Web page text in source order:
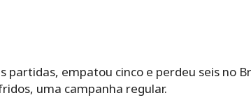
partidas, empatou cinco e perdeu seis no
uma campanha regular.